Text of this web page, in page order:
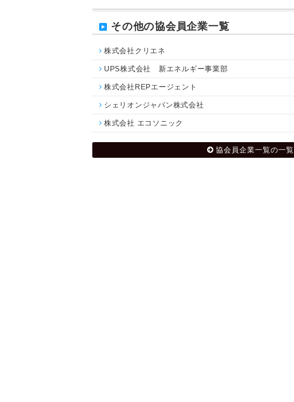
その他の協会員企業一覧
株式会社クリエネ
UPS株式会社 新エネルギー事業部
株式会社REPエージェント
シェリオンジャパン株式会社
株式会社 エコソニック
協会員企業一覧の一覧